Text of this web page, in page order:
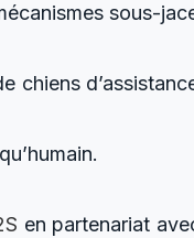
sous-
chiens
en partenariat